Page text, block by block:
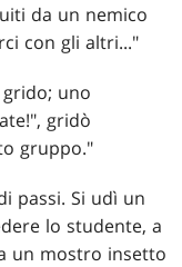
da un nemico
con gli altri..."
uno
gridò
gruppo."
passi. Si udì un
lo studente, a
un mostro insetto